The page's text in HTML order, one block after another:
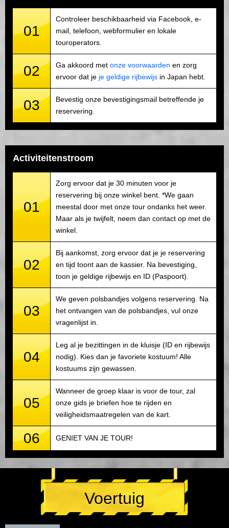
01
Controleer beschikbaarheid via Facebook, e-
mail, telefoon, webformulier en lokale
touroperators.
02 Ga akkoord met onze voorwaarden en zorg
ervoor dat je je geldige rijbewijs in Japan hebt.
03
Bevestig onze bevestigingsmail betreffende je
reservering.
Activiteitenstroom
01
Zorg ervoor dat je 30 minuten voor je
reservering bij onze winkel bent. *We gaan
meestal door met onze tour ondanks het weer.
Maar als je twijfelt, neem dan contact op met de
winkel.
02
Bij aankomst, zorg ervoor dat je je reservering
en tijd toont aan de kassier. Na bevestiging,
toon je geldige rijbewijs en ID (Paspoort).
03
We geven polsbandjes volgens reservering. Na
het ontvangen van de polsbandjes, vul onze
vragenlijst in.
04
Leg al je bezittingen in de kluisje (ID en rijbewijs
nodig). Kies dan je favoriete kostuum! Alle
kostuums zijn gewassen.
05
Wanneer de groep klaar is voor de tour, zal
onze gids je briefen hoe te rijden en
veiligheidsmaatregelen van de kart.
06 GENIET VAN JE TOUR!
Voertuig